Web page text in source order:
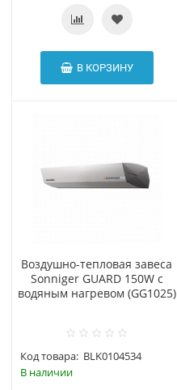
В КОРЗИНУ
Воздушно-тепловая завеса
Sonniger GUARD 150W с
водяным нагревом (GG1025)
Код товара: BLK0104534
В наличии